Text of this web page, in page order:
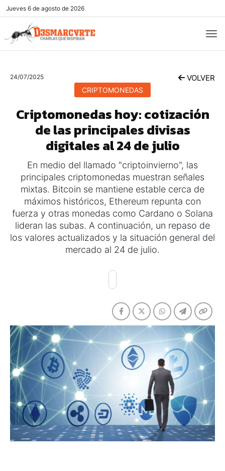
Jueves 6 de agosto de 2026
24/07/2025 VOLVER
CRIPTOMONEDAS
Criptomonedas hoy: cotización
de las principales divisas
digitales al 24 de julio
En medio del llamado "criptoinvierno", las
principales criptomonedas muestran señales
mixtas. Bitcoin se mantiene estable cerca de
máximos históricos, Ethereum repunta con
fuerza y otras monedas como Cardano o Solana
lideran las subas. A continuación, un repaso de
los valores actualizados y la situación general del
mercado al 24 de julio.